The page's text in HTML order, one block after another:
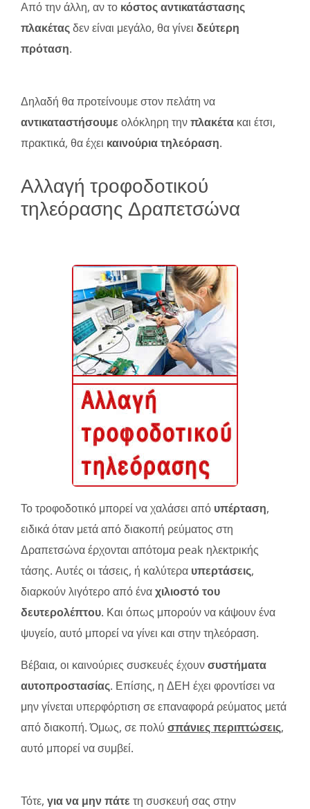
Από την άλλη, αν το κόστος αντικατάστασης
πλακέταςδεν είναι μεγάλο, θα γίνει δεύτερη
πρόταση.
Δηλαδή θα προτείνουμε στον πελάτη να
αντικαταστήσουμε ολόκληρη τηνπλακέτα και έτσι,
πρακτικά, θα έχει καινούρια τηλεόραση.
Αλλαγή τροφοδοτικού
τηλεόρασης Δραπετσώνα
Το τροφοδοτικό μπορεί να χαλάσει από υπέρταση,
ειδικά όταν μετά από διακοπή ρεύματος στη
Δραπετσώνα έρχονται απότομα peak ηλεκτρικής
τάσης. Αυτές οι τάσεις, ή καλύτερα υπερτάσεις,
διαρκούν λιγότερο από έναχιλιοστό του
δευτερολέπτου. Και όπως μπορούν να κάψουν ένα
ψυγείο, αυτό μπορεί να γίνει και στην τηλεόραση.
Βέβαια, οι καινούριες συσκευές έχουνσυστήματα
αυτοπροστασίας. Επίσης, η ΔΕΗ έχει φροντίσει να
μην γίνεται υπερφόρτιση σε επαναφορά ρεύματος μετά
από διακοπή. Όμως, σε πολύ σπάνιες περιπτώσεις,
αυτό μπορεί να συμβεί.
Τότε, για να μην πάτε τη συσκευή σας στην